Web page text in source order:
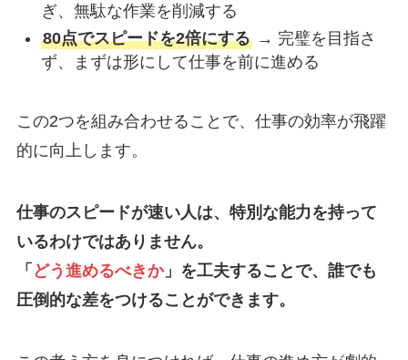
ぎ、無駄な作業を削減する
80点でスピードを2倍にする→ 完璧を目指さ
ず、まずは形にして仕事を前に進める
この2つを組み合わせることで、仕事の効率が飛躍
的に向上します。
仕事のスピードが速い人は、特別な能力を持って
いるわけではありません。
「 どう進めるべきか」を工夫することで、誰でも
圧倒的な差をつけることができます。